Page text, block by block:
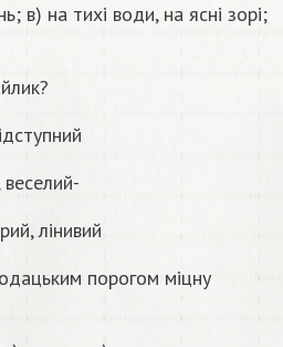
в) на тихі води, на ясні зорі;
лінивий
порогом міцну